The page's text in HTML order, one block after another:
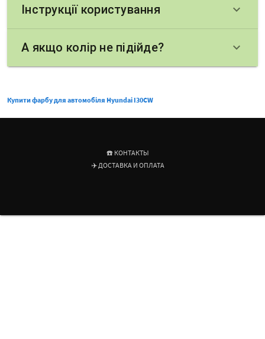
Інструкції користування keyboard_arrow_down
А якщо колір не підійде? keyboard_arrow_down
Купити фарбу для автомобіля Hyundai I30CW
☎️ КОНТАКТЫ
✈️ ДОСТАВКА И ОПЛАТА